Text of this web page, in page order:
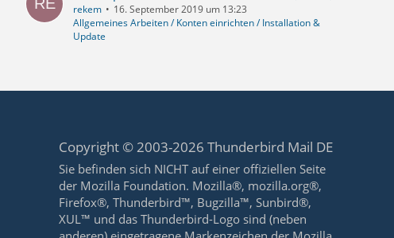
rekem
16. September 2019 um 13:23
Allgemeines Arbeiten / Konten einrichten / Installation &
Update
Copyright © 2003-2026 Thunderbird Mail DE
Sie befinden sich NICHT auf einer offiziellen Seite
der Mozilla Foundation. Mozilla®, mozilla.org®,
Firefox®, Thunderbird™, Bugzilla™, Sunbird®,
XUL™ und das Thunderbird-Logo sind (neben